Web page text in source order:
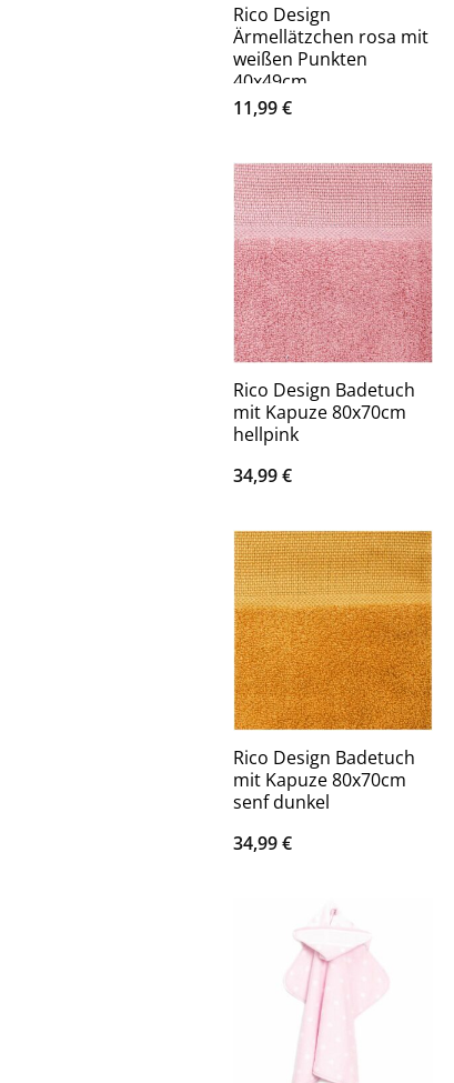
Rico Design
Ärmellätzchen rosa mit
weißen Punkten
40x49cm
11,99€
Rico Design Badetuch
mit Kapuze 80x70cm
hellpink
34,99€
Rico Design Badetuch
mit Kapuze 80x70cm
senf dunkel
34,99€